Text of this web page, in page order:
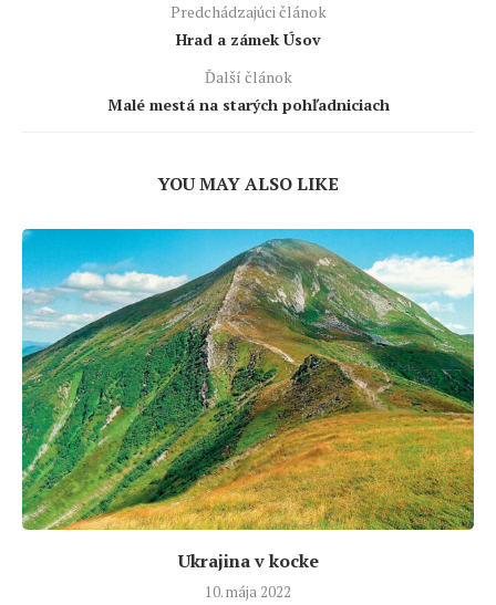
Predchádzajúci článok
Hrad a zámek Úsov
Ďalší článok
Malé mestá na starých pohľadniciach
YOU MAY ALSO LIKE
Ukrajina v kocke
10. mája 2022